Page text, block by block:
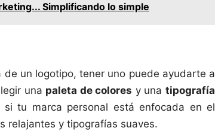
Simplificando lo simple
un logotipo, tener uno puede ayudarte a
una paleta de colores y unatipografía
tu marca personal está enfocada en el
relajantes y tipografías suaves.